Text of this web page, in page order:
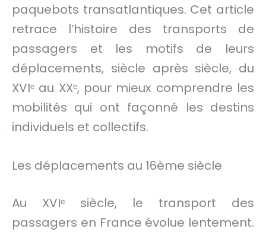
paquebots transatlantiques. Cet article
retrace l’histoire des transports de
passagers et les motifs de leurs
déplacements, siècle après siècle, du
XVIᵉ au XXᵉ, pour mieux comprendre les
mobilités qui ont façonné les destins
individuels et collectifs.
Les déplacements au 16ème siècle
Au XVIᵉ siècle, le transport des
passagers en France évolue lentement.